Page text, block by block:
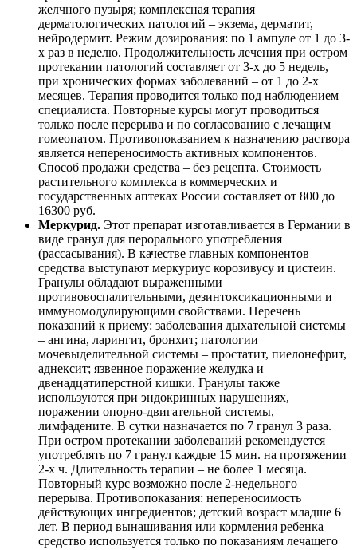
желчного пузыря; комплексная терапия
дерматологических патологий – экзема, дерматит,
нейродермит. Режим дозирования: по 1 ампуле от 1 до 3-
х раз в неделю. Продолжительность лечения при остром
протекании патологий составляет от 3-х до 5 недель,
при хронических формах заболеваний – от 1 до 2-х
месяцев. Терапия проводится только под наблюдением
специалиста. Повторные курсы могут проводиться
только после перерыва и по согласованию с лечащим
гомеопатом. Противопоказанием к назначению раствора
является непереносимость активных компонентов.
Способ продажи средства – без рецепта. Стоимость
растительного комплекса в коммерческих и
государственных аптеках России составляет от 800 до
16300 руб.
Меркурид. Этот препарат изготавливается в Германии в
виде гранул для перорального употребления
(рассасывания). В качестве главных компонентов
средства выступают меркуриус корозивусу и цистеин.
Гранулы обладают выраженными
противовоспалительными, дезинтоксикационными и
иммуномодулирующими свойствами. Перечень
показаний к приему: заболевания дыхательной системы
– ангина, ларингит, бронхит; патологии
мочевыделительной системы – простатит, пиелонефрит,
аднексит; язвенное поражение желудка и
двенадцатиперстной кишки. Гранулы также
используются при эндокринных нарушениях,
поражении опорно-двигательной системы,
лимфадените. В сутки назначается по 7 гранул 3 раза.
При остром протекании заболеваний рекомендуется
употреблять по 7 гранул каждые 15 мин. на протяжении
2-х ч. Длительность терапии – не более 1 месяца.
Повторный курс возможно после 2-недельного
перерыва. Противопоказания: непереносимость
действующих ингредиентов; детский возраст младше 6
лет. В период вынашивания или кормления ребенка
средство используется только по показаниям лечащего